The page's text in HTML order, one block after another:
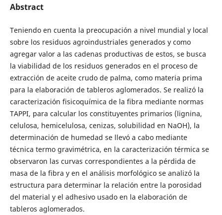
Abstract
Teniendo en cuenta la preocupación a nivel mundial y local
sobre los residuos agroindustriales generados y como
agregar valor a las cadenas productivas de estos, se busca
la viabilidad de los residuos generados en el proceso de
extracción de aceite crudo de palma, como materia prima
para la elaboración de tableros aglomerados. Se realizó la
caracterización fisicoquímica de la fibra mediante normas
TAPPI, para calcular los constituyentes primarios (lignina,
celulosa, hemicelulosa, cenizas, solubilidad en NaOH), la
determinación de humedad se llevó a cabo mediante
técnica termo gravimétrica, en la caracterización térmica se
observaron las curvas correspondientes a la pérdida de
masa de la fibra y en el análisis morfológico se analizó la
estructura para determinar la relación entre la porosidad
del material y el adhesivo usado en la elaboración de
tableros aglomerados.